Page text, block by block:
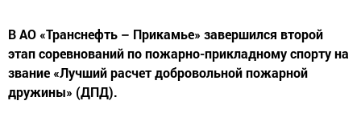
В АО «Транснефть – Прикамье» завершился второй
этап соревнований по пожарно-прикладному спорту на
звание «Лучший расчет добровольной пожарной
дружины» (ДПД).